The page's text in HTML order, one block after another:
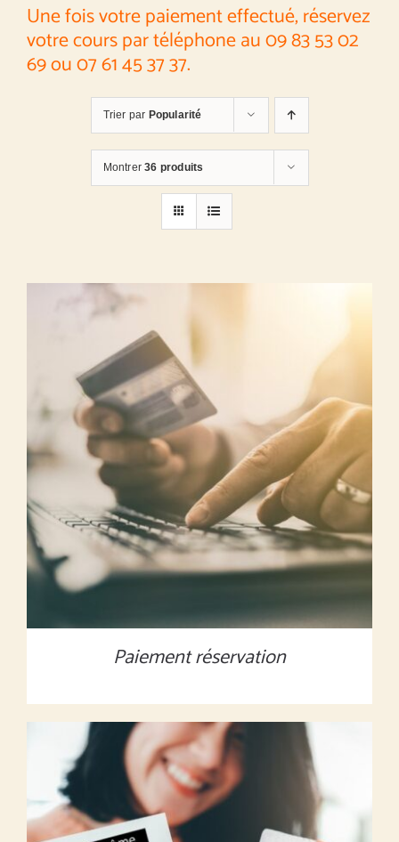
Une fois votre paiement effectué, réservez
votre cours par téléphone au 09 83 53 02
69 ou 07 61 45 37 37.
Trier par Popularité
Montrer36 produits
MONTANT À DÉFINIR DÉTAILS
Paiement réservation